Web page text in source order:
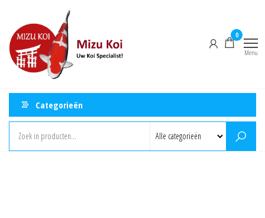
inhoud
0
Menu
Categorieën